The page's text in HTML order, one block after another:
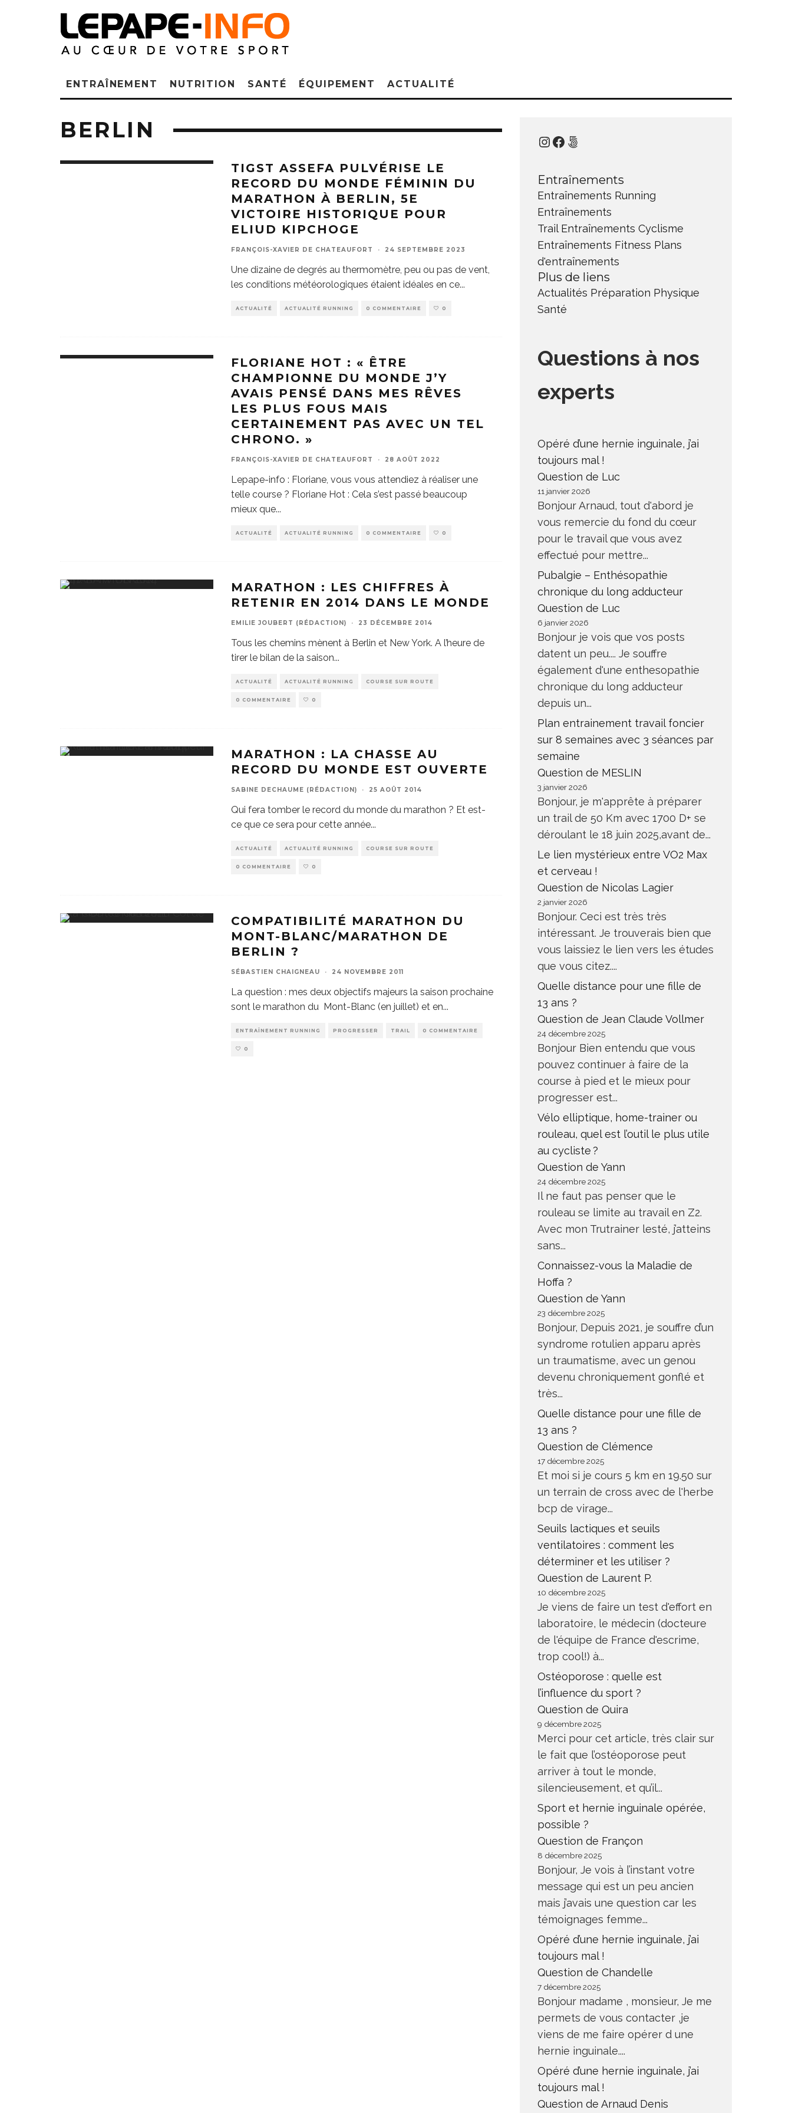
ENTRAÎNEMENT NUTRITION SANTÉ ÉQUIPEMENT ACTUALITÉ
BERLIN
TIGST ASSEFA PULVÉRISE LE
RECORD DU MONDE FÉMININ DU
MARATHON À BERLIN, 5E
VICTOIRE HISTORIQUE POUR
ELIUD KIPCHOGE
FRANÇOIS-XAVIER DE CHATEAUFORT · 24 SEPTEMBRE 2023
Une dizaine de degrés au thermomètre, peu ou pas de vent,
les conditions météorologiques étaient idéales en ce...
ACTUALITÉ ACTUALITÉ RUNNING 0 COMMENTAIRE 0
FLORIANE HOT : « ÊTRE
CHAMPIONNE DU MONDE J’Y
AVAIS PENSÉ DANS MES RÊVES
LES PLUS FOUS MAIS
CERTAINEMENT PAS AVEC UN TEL
CHRONO. »
FRANÇOIS-XAVIER DE CHATEAUFORT · 28 AOÛT 2022
Lepape-info : Floriane, vous vous attendiez à réaliser une
telle course ? Floriane Hot : Cela s’est passé beaucoup
mieux que...
ACTUALITÉ ACTUALITÉ RUNNING 0 COMMENTAIRE 0
MARATHON : LES CHIFFRES À
RETENIR EN 2014 DANS LE MONDE
EMILIE JOUBERT (RÉDACTION) · 23 DÉCEMBRE 2014
Tous les chemins mènent à Berlin et New York. A l’heure de
tirer le bilan de la saison...
ACTUALITÉ ACTUALITÉ RUNNING COURSE SUR ROUTE
0 COMMENTAIRE 0
MARATHON : LA CHASSE AU
RECORD DU MONDE EST OUVERTE
SABINE DECHAUME (RÉDACTION) · 25 AOÛT 2014
Qui fera tomber le record du monde du marathon ? Et est-
ce que ce sera pour cette année...
ACTUALITÉ ACTUALITÉ RUNNING COURSE SUR ROUTE
0 COMMENTAIRE 0
COMPATIBILITÉ MARATHON DU
MONT-BLANC/MARATHON DE
BERLIN ?
SÉBASTIEN CHAIGNEAU · 24 NOVEMBRE 2011
La question : mes deux objectifs majeurs la saison prochaine
sont le marathon du Mont-Blanc (en juillet) et en...
ENTRAÎNEMENT RUNNING PROGRESSER TRAIL 0 COMMENTAIRE
0
Instagram
Facebook
500px
Entraînements
Entraînements Running
Entraînements
Trail Entraînements Cyclisme
Entraînements Fitness Plans
d'entraînements
Plus de liens
Actualités Préparation Physique
Santé
Questions à nos
experts
Opéré d’une hernie inguinale, j’ai
toujours mal !
Question de Luc
11 janvier 2026
Bonjour Arnaud, tout d'abord je
vous remercie du fond du cœur
pour le travail que vous avez
effectué pour mettre...
Pubalgie – Enthésopathie
chronique du long adducteur
Question de Luc
6 janvier 2026
Bonjour je vois que vos posts
datent un peu.... Je souffre
également d'une enthesopathie
chronique du long adducteur
depuis un...
Plan entrainement travail foncier
sur 8 semaines avec 3 séances par
semaine
Question de MESLIN
3 janvier 2026
Bonjour, je m'apprête à préparer
un trail de 50 Km avec 1700 D+ se
déroulant le 18 juin 2025,avant de...
Le lien mystérieux entre VO2 Max
et cerveau !
Question de Nicolas Lagier
2 janvier 2026
Bonjour. Ceci est très très
intéressant. Je trouverais bien que
vous laissiez le lien vers les études
que vous citez....
Quelle distance pour une fille de
13 ans ?
Question de Jean Claude Vollmer
24 décembre 2025
Bonjour Bien entendu que vous
pouvez continuer à faire de la
course à pied et le mieux pour
progresser est...
Vélo elliptique, home-trainer ou
rouleau, quel est l’outil le plus utile
au cycliste ?
Question de Yann
24 décembre 2025
Il ne faut pas penser que le
rouleau se limite au travail en Z2.
Avec mon Trutrainer lesté, j’atteins
sans...
Connaissez-vous la Maladie de
Hoffa ?
Question de Yann
23 décembre 2025
Bonjour, Depuis 2021, je souffre d’un
syndrome rotulien apparu après
un traumatisme, avec un genou
devenu chroniquement gonflé et
très...
Quelle distance pour une fille de
13 ans ?
Question de Clémence
17 décembre 2025
Et moi si je cours 5 km en 19.50 sur
un terrain de cross avec de l'herbe
bcp de virage...
Seuils lactiques et seuils
ventilatoires : comment les
déterminer et les utiliser ?
Question de Laurent P.
10 décembre 2025
Je viens de faire un test d'effort en
laboratoire, le médecin (docteure
de l'équipe de France d'escrime,
trop cool!) à...
Ostéoporose : quelle est
l’influence du sport ?
Question de Quira
9 décembre 2025
Merci pour cet article, très clair sur
le fait que l’ostéoporose peut
arriver à tout le monde,
silencieusement, et qu’il...
Sport et hernie inguinale opérée,
possible ?
Question de Françon
8 décembre 2025
Bonjour, Je vois à l’instant votre
message qui est un peu ancien
mais j’avais une question car les
témoignages femme...
Opéré d’une hernie inguinale, j’ai
toujours mal !
Question de Chandelle
7 décembre 2025
Bonjour madame , monsieur, Je me
permets de vous contacter ,je
viens de me faire opérer d une
hernie inguinale....
Opéré d’une hernie inguinale, j’ai
toujours mal !
Question de Arnaud Denis